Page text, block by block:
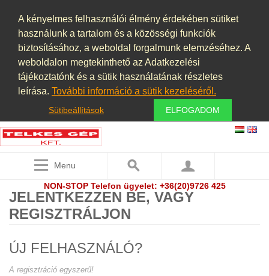
A kényelmes felhasználói élmény érdekében sütiket
használunk a tartalom és a közösségi funkciók
biztosításához, a weboldal forgalmunk elemzéséhez. A
weboldalon megtekinthető az Adatkezelési
tájékoztatónk és a sütik használatának részletes
leírása. További információ a sütik kezeléséről.
Sütibeállítások ELFOGADOM
Menu
NON-STOP Telefon ügyelet: +36(20)9726 425
JELENTKEZZEN BE, VAGY
REGISZTRÁLJON
ÚJ FELHASZNÁLÓ?
A regisztráció egyszerű!